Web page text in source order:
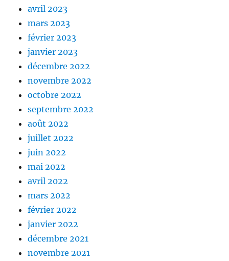
avril 2023
mars 2023
février 2023
janvier 2023
décembre 2022
novembre 2022
octobre 2022
septembre 2022
août 2022
juillet 2022
juin 2022
mai 2022
avril 2022
mars 2022
février 2022
janvier 2022
décembre 2021
novembre 2021